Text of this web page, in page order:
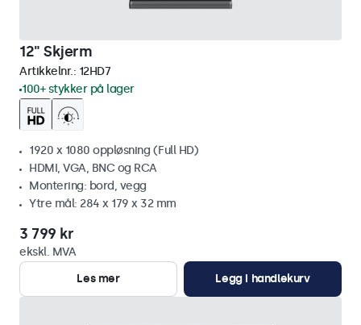
12" Skjerm
Artikkelnr.: 12HD7
100+ stykker på lager
1920 x 1080 oppløsning (Full HD)
HDMI, VGA, BNC og RCA
Montering: bord, vegg
Ytre mål: 284 x 179 x 32 mm
3 799 kr
ekskl. MVA
Les mer
Legg i handlekurv